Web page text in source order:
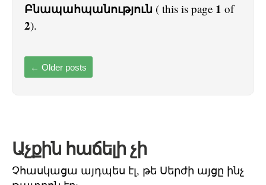
Բնապահպանություն ( this is page 1 of
2).
← Older posts
Աչքին հաճելի չի
Չհասկացա այդպես էլ, թե Սերժի այցը ինչ